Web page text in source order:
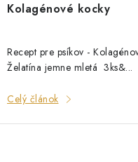
Kolagénové kocky
Recept pre psíkov -
Želatína jemne mletá 3ks&...
Celý článok